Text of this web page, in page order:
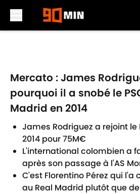
Mercato : James
pourquoi il a snobé le
Madrid en 2014
James Rodriguez a rejoint
2014 pour 75M€
L'international colombien a
après son passage à l'AS
C'est Florentino Pérez qui l'a
au Real Madrid plutôt que